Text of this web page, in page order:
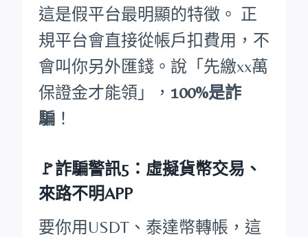
這是假平台最明顯的特徵。 正
規平台會直接從帳戶扣費用，不
會叫你另外匯錢。說「先繳xx萬
保證金才能領」， 100%是詐
騙 ！
🚩詐騙警訊5：虛擬貨幣交易、
來路不明APP
要你用USDT、泰達幣轉帳，這